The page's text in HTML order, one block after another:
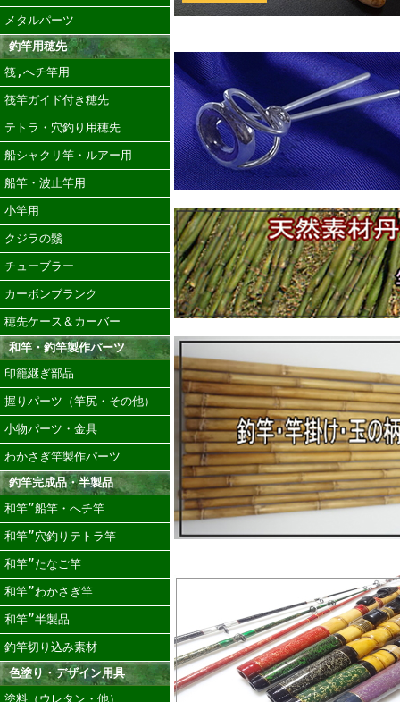
メタルパーツ
釣竿用穂先
筏,へチ竿用
筏竿ガイド付き穂先
テトラ・穴釣り用穂先
船シャクリ竿・ルアー用
船竿・波止竿用
小竿用
クジラの鬚
チューブラー
カーボンブランク
穂先ケース＆カーバー
和竿・釣竿製作パーツ
印籠継ぎ部品
握りパーツ（竿尻・その他）
小物パーツ・金具
わかさぎ竿製作パーツ
釣竿完成品・半製品
和竿”船竿・へチ竿
和竿”穴釣りテトラ竿
和竿”たなご竿
和竿”わかさぎ竿
和竿”半製品
釣竿切り込み素材
色塗り・デザイン用具
塗料（ウレタン・他）